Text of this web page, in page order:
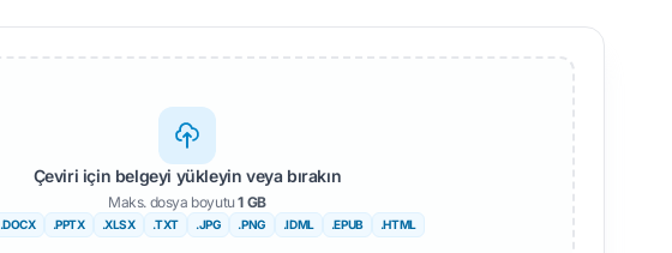
Çeviri için belgeyi yükleyin veya bırakın
Maks. dosya boyutu1 GB
.DOCX .PPTX .XLSX .TXT .JPG .PNG .IDML .EPUB .HTML